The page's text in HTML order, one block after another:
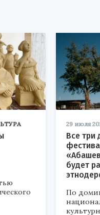
29 июля
Все три
будет
По